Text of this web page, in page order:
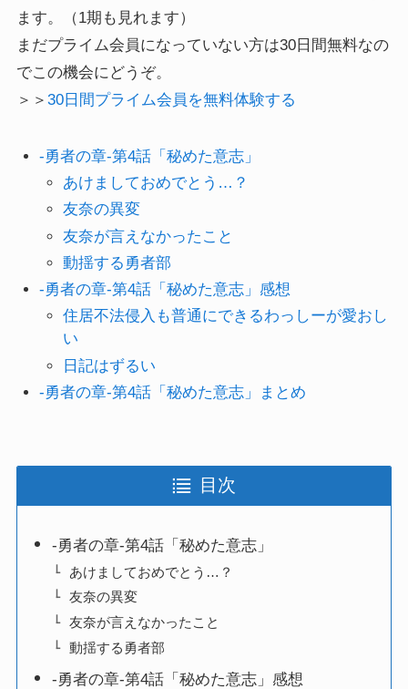
ます。（1期も見れます）
まだプライム会員になっていない方は30日間無料なの
でこの機会にどうぞ。
＞＞ 30日間プライム会員を無料体験する
-勇者の章-第4話「秘めた意志」
あけましておめでとう…？
友奈の異変
友奈が言えなかったこと
動揺する勇者部
-勇者の章-第4話「秘めた意志」感想
住居不法侵入も普通にできるわっしーが愛おし
い
日記はずるい
-勇者の章-第4話「秘めた意志」まとめ
目次
-勇者の章-第4話「秘めた意志」
あけましておめでとう…？
友奈の異変
友奈が言えなかったこと
動揺する勇者部
-勇者の章-第4話「秘めた意志」感想